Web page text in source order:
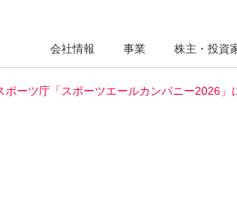
会社情報 事業 株主・投資
ポーツ庁「スポーツエールカンパニー2026」